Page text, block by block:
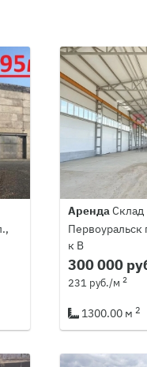
АрендаСклад
Первоуральск
к В
300 000
231 руб./м 2
1300.00 м 2